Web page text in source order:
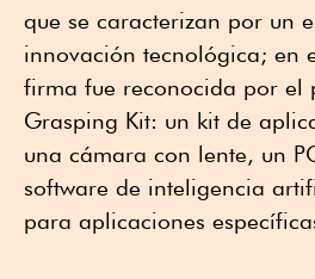
que se caracterizan por un
innovación tecnológica; en
firma fue reconocida por el
Grasping Kit: un kit de
una cámara con lente, un
software de inteligencia
para aplicaciones